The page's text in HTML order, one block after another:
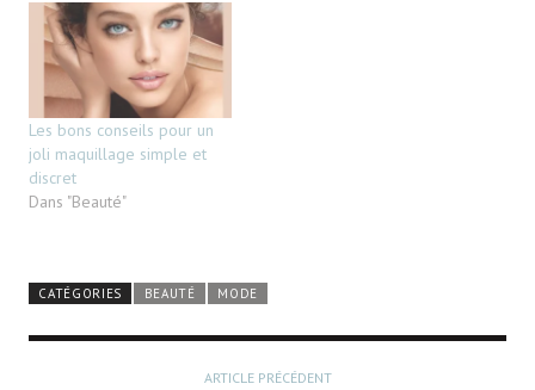
Les bons conseils pour un
joli maquillage simple et
discret
Dans "Beauté"
CATÉGORIES BEAUTÉ MODE
ARTICLE PRÉCÉDENT